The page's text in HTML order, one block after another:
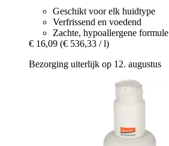
Geschikt voor elk huidtype
Verfrissend en voedend
Zachte, hypoallergene formule
€ 16,09 (€ 536,33 / l)
Bezorging uiterlijk op 12. augustus